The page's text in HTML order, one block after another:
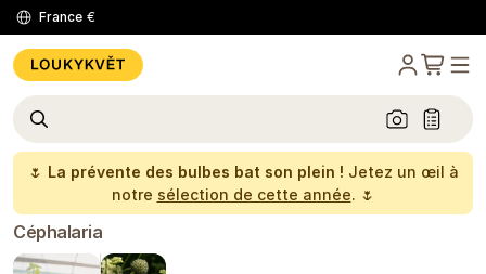
France €
🌷 La prévente des bulbes bat son plein ! Jetez un œil à
notre sélection de cette année. 🌷
Céphalaria